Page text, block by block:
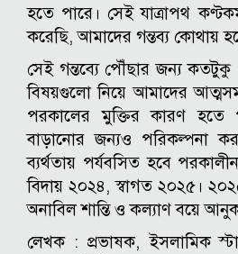
হতে পারে। সেই যাত্রাপথ
করেছি, আমাদের গন্তব্য কোথায়
সেই গন্তব্যে পৌঁছার জন্য কতটুকু
বিষয়গুলো নিয়ে আমাদের
পরকালের মুক্তির কারণ
বাড়ানোর জন্যও পরিকল্পনা
ব্যর্থতায় পর্যবসিত হবে
বিদায় ২০২৪, স্বাগত ২০২৫।
অনাবিল শান্তি ও কল্যাণ বয়ে
লেখক : প্রভাষক, ইসলামিক